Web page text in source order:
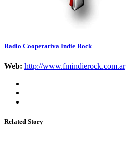
Radio Cooperativa Indie Rock
Web: http://www.fmindierock.com.ar
Related Story